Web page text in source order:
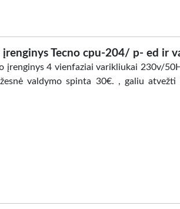
įrenginys Tecno cpu-204/ p- ed ir
įrenginys 4 vienfaziai varikliukai 230v/
valdymo spinta 30€. , galiu atvežti